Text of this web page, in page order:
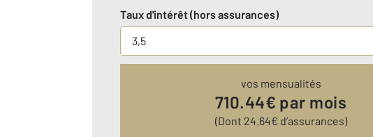
Taux d'intérêt (hors assurances)
vos mensualités
710.44€ par mois
(Dont 24.64€ d’assurances)